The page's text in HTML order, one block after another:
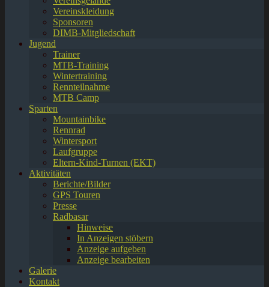
Vereinskleidung
Sponsoren
DIMB-Mitgliedschaft
Jugend
Trainer
MTB-Training
Wintertraining
Rennteilnahme
MTB Camp
Sparten
Mountainbike
Rennrad
Wintersport
Laufgruppe
Eltern-Kind-Turnen (EKT)
Aktivitäten
Berichte/Bilder
GPS Touren
Presse
Radbasar
Hinweise
In Anzeigen stöbern
Anzeige aufgeben
Anzeige bearbeiten
Galerie
Kontakt